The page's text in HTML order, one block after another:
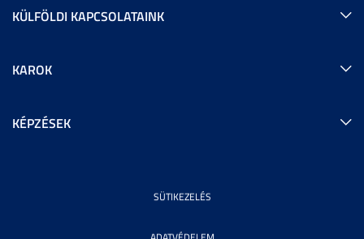
KÜLFÖLDI KAPCSOLATAINK
KAROK
KÉPZÉSEK
SÜTIKEZELÉS